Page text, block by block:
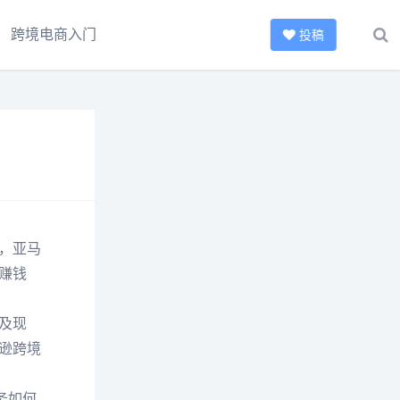
跨境电商入门 投稿
亚马
钱
现
跨境